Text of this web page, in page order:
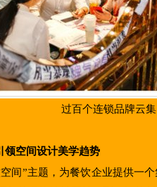
过百个连锁品牌云
空间设计美学趋势
”主题，为餐饮企业提供一个